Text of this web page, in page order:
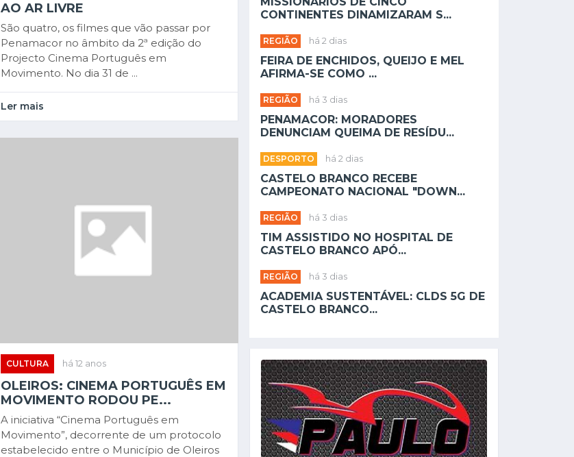
AO AR LIVRE
São quatro, os filmes que vão passar por
Penamacor no âmbito da 2ª edição do
Projecto Cinema Português em
Movimento. No dia 31 de ...
Ler mais
CULTURA há 12 anos
OLEIROS: CINEMA PORTUGUÊS EM
MOVIMENTO RODOU PE...
A iniciativa “Cinema Português em
Movimento”, decorrente de um protocolo
estabelecido entre o Município de Oleiros
CONTINENTES DINAMIZARAM S...
REGIÃO há 2 dias
FEIRA DE ENCHIDOS, QUEIJO E MEL
AFIRMA-SE COMO ...
REGIÃO há 3 dias
PENAMACOR: MORADORES
DENUNCIAM QUEIMA DE RESÍDU...
DESPORTO há 2 dias
CASTELO BRANCO RECEBE
CAMPEONATO NACIONAL "DOWN...
REGIÃO há 3 dias
TIM ASSISTIDO NO HOSPITAL DE
CASTELO BRANCO APÓ...
REGIÃO há 3 dias
ACADEMIA SUSTENTÁVEL: CLDS 5G DE
CASTELO BRANCO...